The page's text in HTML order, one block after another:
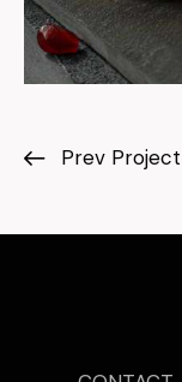
Prev Project